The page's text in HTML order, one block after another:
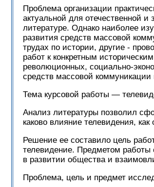
Проблема организации
актуальной для отечественной
литературе. Однако наиболее
развития средств массовой
трудах по истории, другие -
работ к конкретным
революционных, социально-
средств массовой
Тема курсовой работы —
Анализ литературы позволил
каково влияние телевидения,
Решение ее составило цель
телевидение. Предметом работы
в развитии общества и
Проблема, цель и предмет